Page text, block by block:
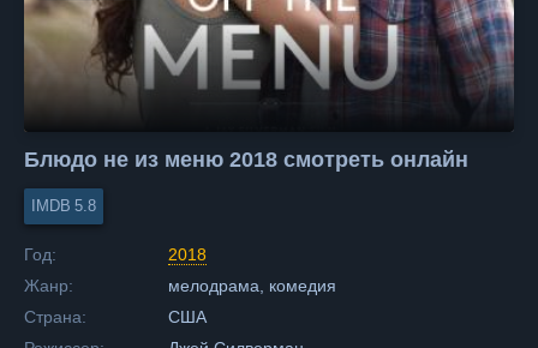
Блюдо не из меню 2018 смотреть онлайн
5.8
Год:
2018
Жанр:
мелодрама, комедия
Страна:
США